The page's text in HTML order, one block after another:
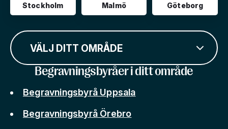
Stockholm Malmö Göteborg
VÄLJ DITT OMRÅDE
Begravningsbyråer i ditt område
Begravningsbyrå Uppsala
Begravningsbyrå Örebro